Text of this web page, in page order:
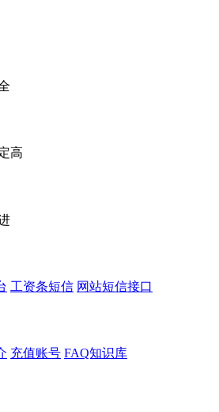
高
工资条短信 网站短信接口
充值账号 FAQ知识库